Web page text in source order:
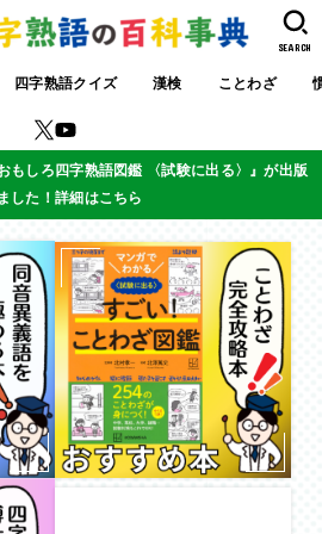
四字熟語クイズ 漢検 ことわざ
SEARCH
もしろ四字熟語図鑑 〈試験に出る〉』が出版
した！詳細はこちら